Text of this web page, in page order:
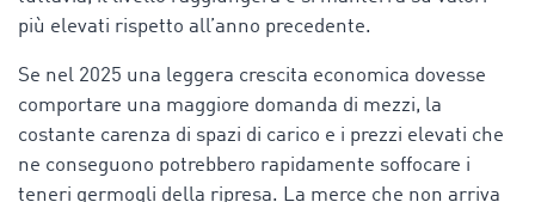
più elevati rispetto all’anno precedente.
Se nel 2025 una leggera crescita economica dovesse
comportare una maggiore domanda di mezzi, la
costante carenza di spazi di carico e i prezzi elevati che
ne conseguono potrebbero rapidamente soffocare i
teneri germogli della ripresa. La merce che non arriva